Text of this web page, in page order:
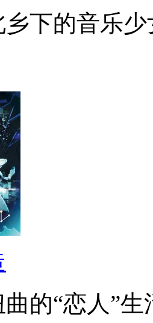
下的音乐少
的“恋人”生